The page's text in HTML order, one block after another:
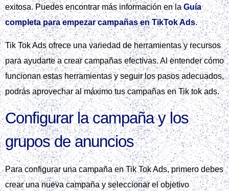
la campaña. Es importante definir un presupuesto mínimo y
optimizar el CPA y CPM en Tik Tok Ads para obtener el
máximo rendimiento.
Para obtener más información sobre estadísticas de
rendimiento en España, se puede visitar el sitio web deIAB
Spain.
La palabra clave principal en este contexto es Tik Tok Ads, y
es importante entender cómo crear una campaña de calidad
en esta plataforma para obtener el máximo rendimiento. La
medición de resultados y la optimización también son
fundamentales para mejorar el ROAS.